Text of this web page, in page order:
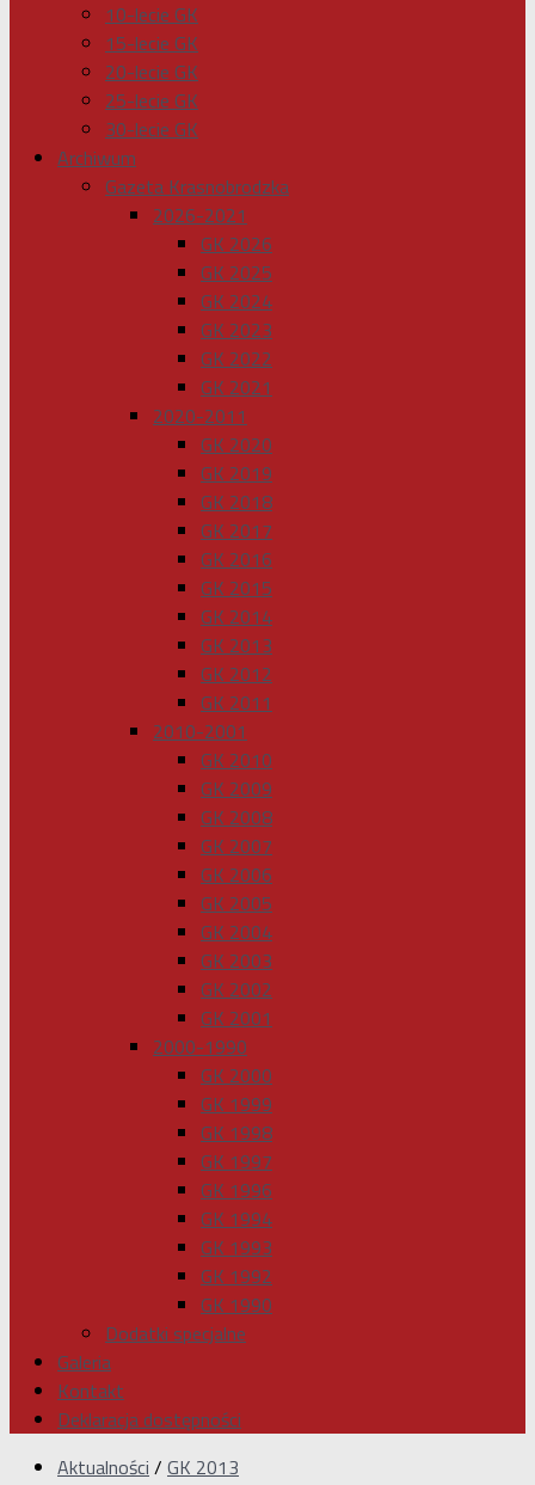
10-lecie GK
15-lecie GK
20-lecie GK
25-lecie GK
30-lecie GK
Archiwum
Gazeta Krasnobrodzka
2026-2021
GK 2026
GK 2025
GK 2024
GK 2023
GK 2022
GK 2021
2020-2011
GK 2020
GK 2019
GK 2018
GK 2017
GK 2016
GK 2015
GK 2014
GK 2013
GK 2012
GK 2011
2010-2001
GK 2010
GK 2009
GK 2008
GK 2007
GK 2006
GK 2005
GK 2004
GK 2003
GK 2002
GK 2001
2000-1990
GK 2000
GK 1999
GK 1998
GK 1997
GK 1996
GK 1994
GK 1993
GK 1992
GK 1990
Dodatki specjalne
Galeria
Kontakt
Deklaracja dostępności
Aktualności / GK 2013